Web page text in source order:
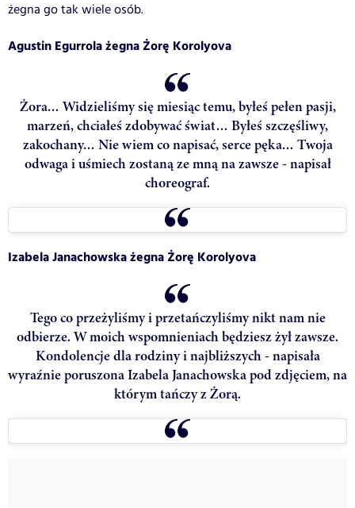
żegna go tak wiele osób.
Agustin Egurrola żegna Żorę Korolyova
Żora… Widzieliśmy się miesiąc temu, byłeś pełen pasji,
marzeń, chciałeś zdobywać świat… Byłeś szczęśliwy,
zakochany… Nie wiem co napisać, serce pęka… Twoja
odwaga i uśmiech zostaną ze mną na zawsze - napisał
choreograf.
Izabela Janachowska żegna Żorę Korolyova
Tego co przeżyliśmy i przetańczyliśmy nikt nam nie
odbierze. W moich wspomnieniach będziesz żył zawsze.
Kondolencje dla rodziny i najbliższych - napisała
wyraźnie poruszona Izabela Janachowska pod zdjęciem, na
którym tańczy z Żorą.